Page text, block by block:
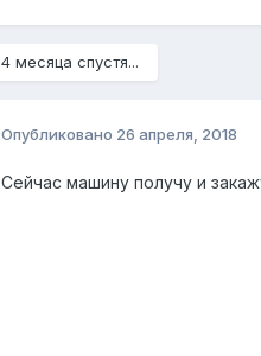
4 месяца спустя...
Опубликовано 26 апреля, 2018
Сейчас машину получу и